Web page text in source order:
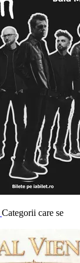
Categorii care se